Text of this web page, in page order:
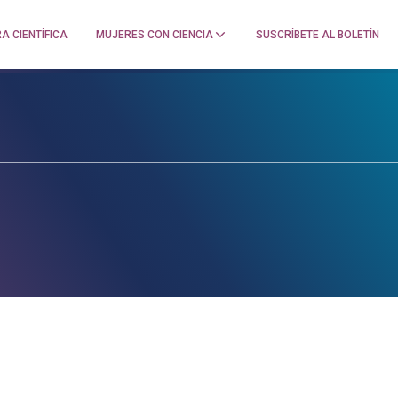
CIENTÍFICA MUJERES CON CIENCIA SUSCRÍBETE AL BOLETÍN